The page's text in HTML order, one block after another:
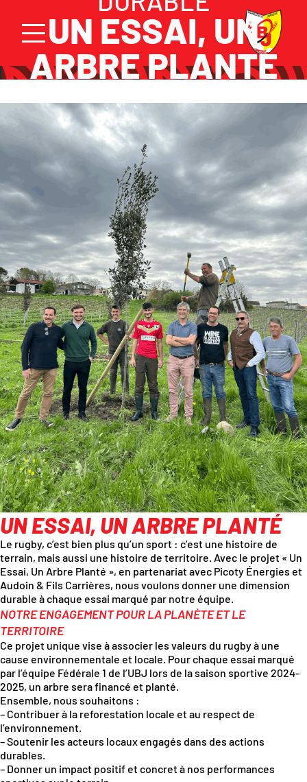
UN ESSAI, UN
ARBRE PLANTÉ
UN ESSAI, UN ARBRE PLANTÉ
Le rugby, c’est bien plus qu’un sport : c’est une histoire de
terrain, mais aussi une histoire de territoire. Avec le projet « Un
Essai, Un Arbre Planté », en partenariat avec Picoty Énergies et
Audoin & Fils Carrières, nous voulons donner une dimension
durable à chaque essai marqué par notre équipe.
NOTRE ENGAGEMENT POUR LA PLANÈTE ET LE
TERRITOIRE
Ce projet unique vise à associer les valeurs du rugby à une
cause environnementale et locale. Pour chaque essai marqué
par l’équipe Fédérale 1 de l’UBJ lors de la saison sportive 2024-
2025, un arbre sera financé et planté.
Ensemble, nous souhaitons :
– Contribuer à la reforestation locale et au respect de
l’environnement.
– Soutenir les acteurs locaux engagés dans des actions
durables.
– Donner un impact positif et concret à nos performances